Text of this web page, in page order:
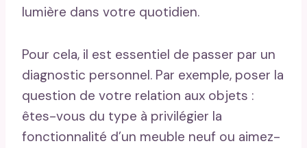
lumière dans votre quotidien.
Pour cela, il est essentiel de passer par un
diagnostic personnel. Par exemple, poser la
question de votre relation aux objets :
êtes-vous du type à privilégier la
fonctionnalité d’un meuble neuf ou aimez-